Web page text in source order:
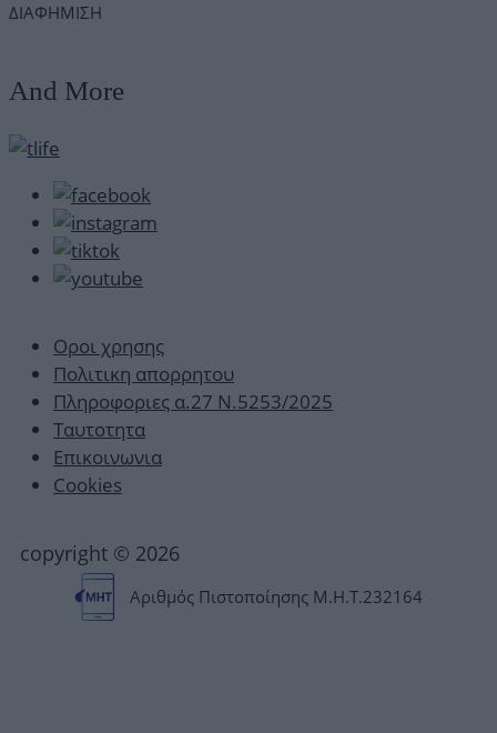
ΔΙΑΦΗΜΙΣΗ
And More
Οροι χρησης
Πολιτικη απορρητου
Πληροφοριες α.27 Ν.5253/2025
Ταυτοτητα
Επικοινωνια
Cookies
copyright © 2026
Αριθμός Πιστοποίησης Μ.Η.Τ.232164